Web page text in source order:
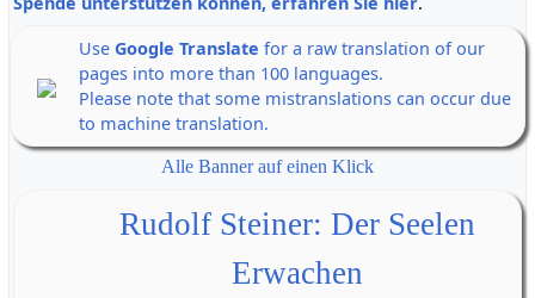
Use Google Translate for a raw translation of our
pages into more than 100 languages.
Please note that some mistranslations can occur due
to machine translation.
Alle Banner auf einen Klick
Rudolf Steiner: Der Seelen
Erwachen